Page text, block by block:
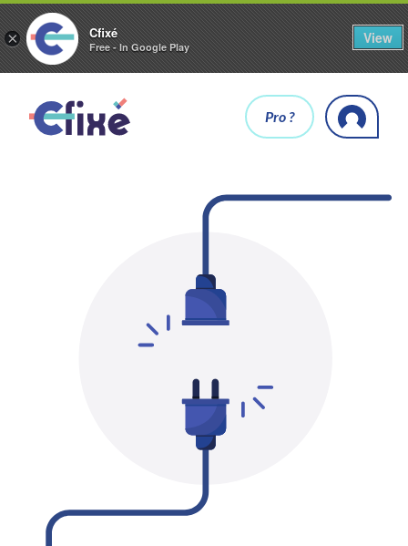
× Cfixé
Free - In Google Play
View
Pro ?